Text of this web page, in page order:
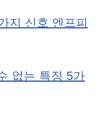
지 신호 엔프피
없는 특징 5가